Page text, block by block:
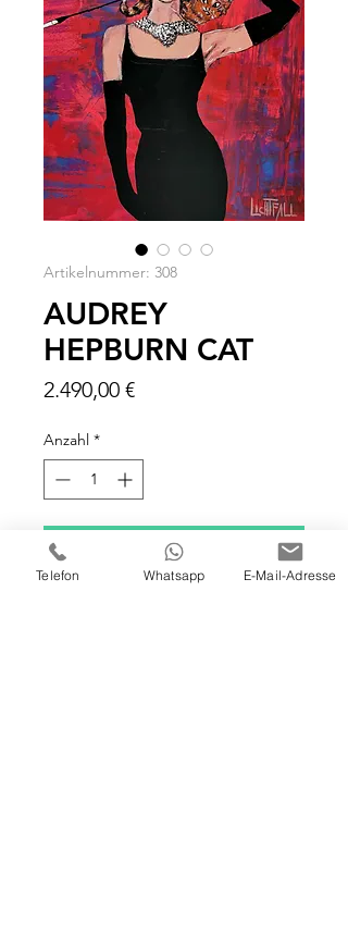
Artikelnummer: 308
AUDREY
HEPBURN CAT
2.490,00 €Preis
Anzahl *
In den Warenkorb
Telefon Whatsapp E-Mail-Adresse